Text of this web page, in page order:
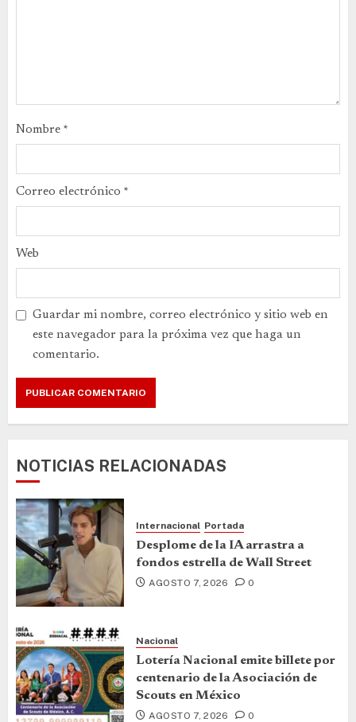
Nombre *
Correo electrónico *
Web
Guardar mi nombre, correo electrónico y sitio web en
este navegador para la próxima vez que haga un
comentario.
NOTICIAS RELACIONADAS
Internacional Portada
Desplome de la IA arrastra a
fondos estrella de Wall Street
AGOSTO 7, 2026 0
Nacional
Lotería Nacional emite billete por
centenario de la Asociación de
Scouts en México
AGOSTO 7, 2026 0